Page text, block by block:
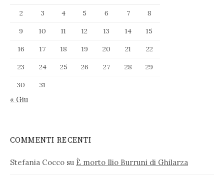
2
3 4 5 6 7
8
9
10 11 12 13 14
15
16
17 18 19 20 21
22
23
24 25 26 27 28
29
30
31
« Giu
COMMENTI RECENTI
Stefania Cocco su È morto Ilio Burruni di Ghilarza